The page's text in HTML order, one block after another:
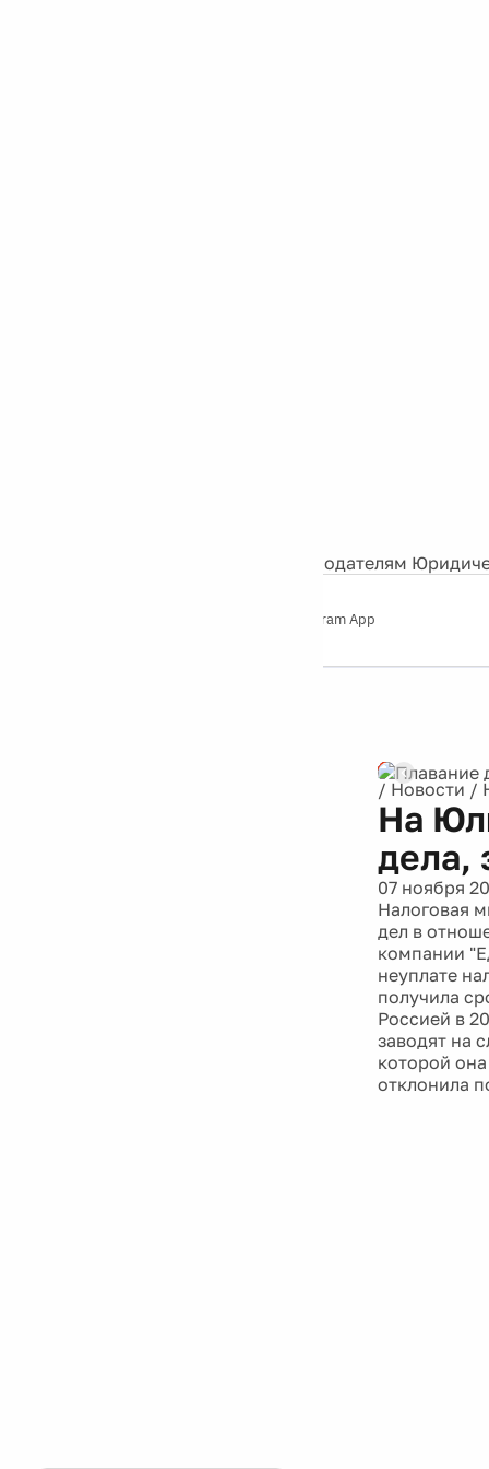
Рекламодателям
Telegram App
/ Новости /
На
дела,
07 ноября
Налоговая
дел в
компании
неуплате
получила
Россией в
заводят на
которой
отклонила